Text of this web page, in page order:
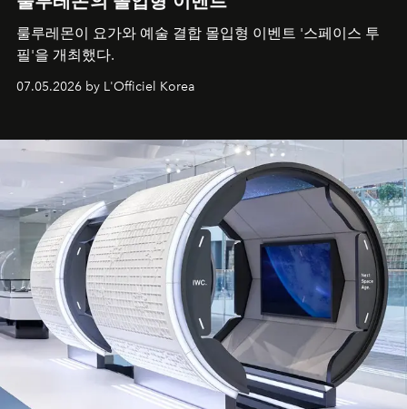
룰루레몬이 요가와 예술 결합 몰입형 이벤트 '스페이스 투
필'을 개최했다.
07.05.2026 by L'Officiel Korea